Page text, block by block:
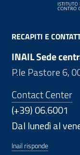
RECAPITI E
INAIL Sede
P.le Pastore 6,
Contact Center
(+39) 06.6001
Dal lunedì al
Inail risponde